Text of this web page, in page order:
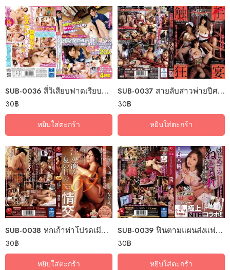
SUB-0036 สี่วิเสียบฟาดเรียบไม่ตั้งตัว
30฿
หยิบใส่ตะกร้า
SUB-0037 สายลับสาวพ่ายปีศาจหนวด
30฿
หยิบใส่ตะกร้า
SUB-0038 หกเก้าท่าโปรดเมียโดดเล่นชู้
30฿
หยิบใส่ตะกร้า
SUB-0039 ฟินตามแผนส่งแฟนให้อัด
30฿
หยิบใส่ตะกร้า